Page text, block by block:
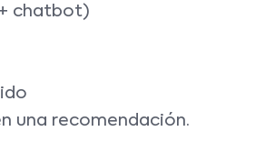
chatbot)
una recomendación.